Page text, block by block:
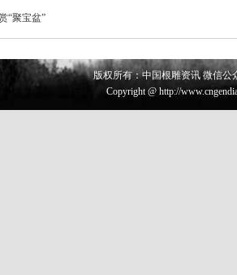
“聚宝盆”
版权所有：中国根雕资讯 微信公
Copyright @ http://